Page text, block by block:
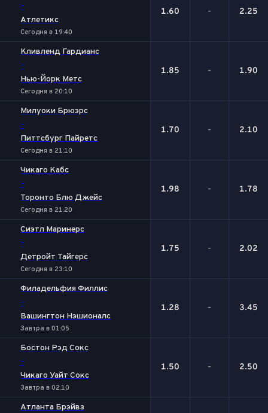
-
Атлетикс
Сегодня в 19:40
1.60 - 2.25
Кливленд Гардианс
-
Нью-Йорк Метс
Сегодня в 20:10
1.85 - 1.90
Милуоки Брюэрс
-
Питтсбург Пайретс
Сегодня в 21:10
1.70 - 2.10
Чикаго Кабс
-
Торонто Блю Джейс
Сегодня в 21:20
1.98 - 1.78
Сиэтл Маринерс
-
Детройт Тайгерс
Сегодня в 23:10
1.75 - 2.02
Филадельфия Филлис
-
Вашингтон Нэшионалс
Завтра в 01:05
1.28 - 3.45
Бостон Рэд Сокс
-
Чикаго Уайт Сокс
Завтра в 02:10
1.50 - 2.50
Атланта Брэйвз